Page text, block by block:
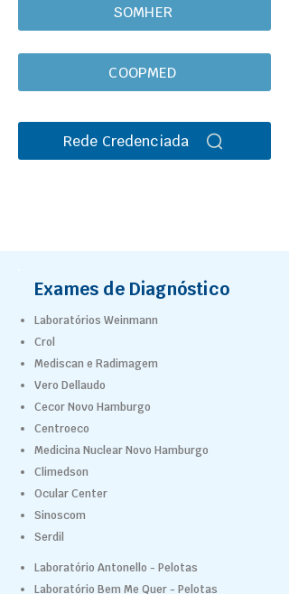
SOMHER
COOPMED
Rede Credenciada
Exames de Diagnóstico
Laboratórios Weinmann
Crol
Mediscan e Radimagem
Vero Dellaudo
Cecor Novo Hamburgo
Centroeco
Medicina Nuclear Novo Hamburgo
Climedson
Ocular Center
Sinoscom
Serdil
Laboratório Antonello - Pelotas
Laboratório Bem Me Quer - Pelotas